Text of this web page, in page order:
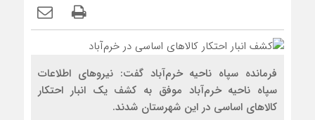
فرمانده سپاه ناحیه خرم‌آباد گفت: نیروهای اطلاعات
سپاه ناحیه خرم‌آباد موفق به کشف یک انبار احتکار
کالاهای اساسی در این شهرستان شدند.